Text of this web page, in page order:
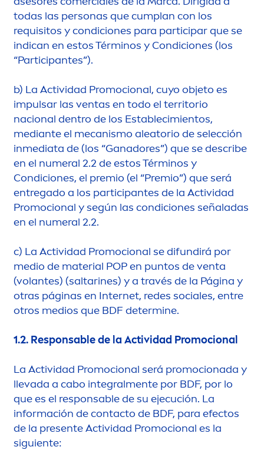
todas las personas que cumplan con los
requisitos y condiciones para participar que se
indican en estos Términos y Condiciones (los
“Participantes”).
b) La Actividad Promocional, cuyo objeto es
impulsar las ventas en todo el territorio
nacional dentro de los Establecimientos,
mediante el mecanismo aleatorio de selección
inmediata de (los “Ganadores”) que se describe
en el numeral 2.2 de estos Términos y
Condiciones, el premio (el “Premio”) que será
entregado a los participantes de la Actividad
Promocional y según las condiciones señaladas
en el numeral 2.2.
c) La Actividad Promocional se difundirá por
medio de material POP en puntos de venta
(volantes) (saltarines) y a través de la Página y
otras páginas en Internet, redes sociales, entre
otros medios que BDF determine.
1.2. Responsable de la Actividad Promocional
La Actividad Promocional será promocionada y
llevada a cabo integralmente por BDF, por lo
que es el responsable de su ejecución. La
información de contacto de BDF, para efectos
de la presente Actividad Promocional es la
siguiente: